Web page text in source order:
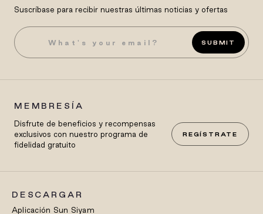
Suscríbase para recibir nuestras últimas noticias y ofertas
SUBMIT
MEMBRESÍA
Disfrute de beneficios y recompensas
exclusivos con nuestro programa de
fidelidad gratuito
REGÍSTRATE
DESCARGAR
Aplicación Sun Siyam